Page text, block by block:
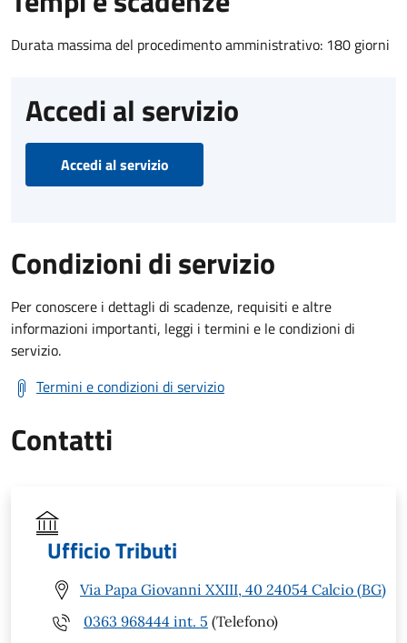
Durata massima del procedimento amministrativo: 180 giorni
Accedi al servizio
Accedi al servizio
Condizioni di servizio
Per conoscere i dettagli di scadenze, requisiti e altre
informazioni importanti, leggi i termini e le condizioni di
servizio.
Termini e condizioni di servizio
Contatti
Ufficio Tributi
Via Papa Giovanni XXIII, 40 24054 Calcio (BG)
0363 968444 int. 5 (Telefono)